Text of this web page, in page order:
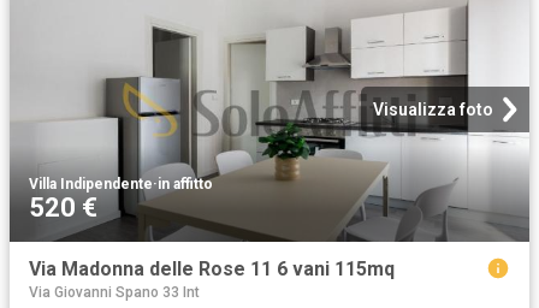
Visualizza foto
Villa Indipendente·in affitto
520 €
Via Madonna delle Rose 11 6 vani 115mq
Via Giovanni Spano 33 Int